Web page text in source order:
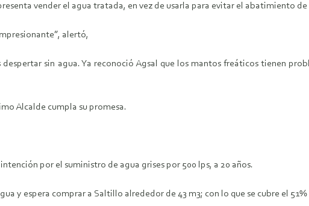
vender el agua tratada, en vez de usarla para evitar el abatimiento
alertó,
sin agua. Ya reconoció Agsal que los mantos freáticos tienen
Alcalde cumpla su promesa.
por el suministro de agua grises por 500 lps, a 20 años.
y espera comprar a Saltillo alrededor de 43 m3; con lo que se cubre el 51%